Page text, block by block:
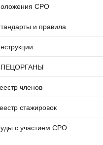
СРО
и правила
членов
стажировок
с участием СРО